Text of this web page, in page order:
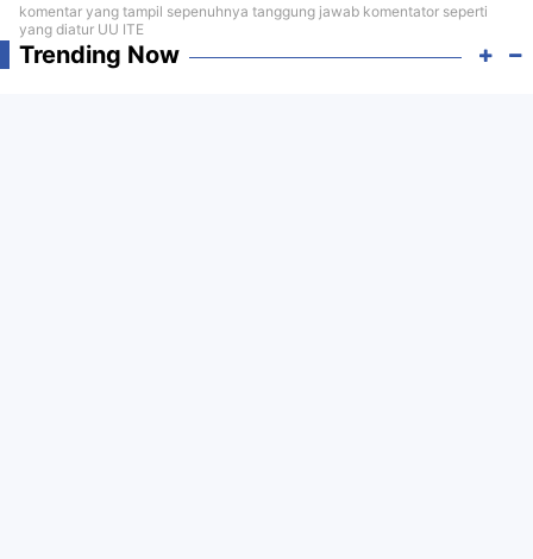
komentar yang tampil sepenuhnya tanggung jawab komentator seperti
yang diatur UU ITE
Trending Now